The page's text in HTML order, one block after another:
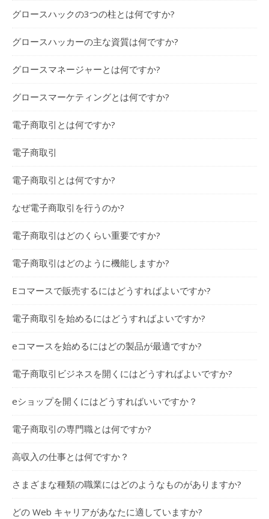
グロースハックの3つの柱とは何ですか?
グロースハッカーの主な資質は何ですか?
グロースマネージャーとは何ですか?
グロースマーケティングとは何ですか?
電子商取引とは何ですか?
電子商取引
電子商取引とは何ですか?
なぜ電子商取引を行うのか?
電子商取引はどのくらい重要ですか?
電子商取引はどのように機能しますか?
Eコマースで販売するにはどうすればよいですか?
電子商取引を始めるにはどうすればよいですか?
eコマースを始めるにはどの製品が最適ですか?
電子商取引ビジネスを開くにはどうすればよいですか?
eショップを開くにはどうすればいいですか？
電子商取引の専門職とは何ですか?
高収入の仕事とは何ですか？
さまざまな種類の職業にはどのようなものがありますか?
どの Web キャリアがあなたに適していますか?